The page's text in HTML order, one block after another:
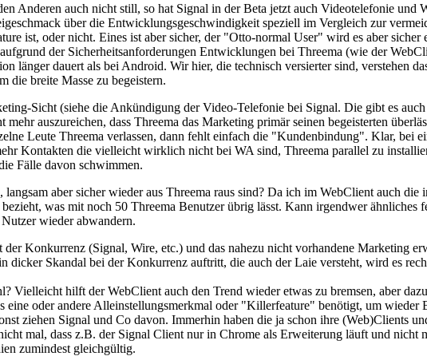
Anderen auch nicht still, so hat Signal in der Beta jetzt auch Videotelefonie und
über die Entwicklungsgeschwindigkeit speziell im Vergleich zur
ist, oder nicht. Eines ist aber sicher, der "Otto-normal User" wird es aber sicher
der Sicherheitsanforderungen Entwicklungen bei Threema (wie der
länger dauert als bei Android. Wir hier, die technisch versierter sind, verstehen
die breite Masse zu begeistern.
Sicht (siehe die Ankündigung der Video-Telefonie bei Signal. Die gibt es
auszureichen, dass Threema das Marketing primär seinen begeisterten
Leute Threema verlassen, dann fehlt einfach die "Kundenbindung". Klar, bei
Kontakten die vielleicht wirklich nicht bei WA sind, Threema parallel zu
Fälle davon schwimmen.
aber sicher wieder aus Threema raus sind? Da ich im WebClient auch die
was mit noch 50 Threema Benutzer übrig lässt. Kann irgendwer ähnliches
wieder abwandern.
Konkurrenz (Signal, Wire, etc.) und das nahezu nicht vorhandene Marketing
dicker Skandal bei der Konkurrenz auftritt, die auch der Laie versteht, wird es
Vielleicht hilft der WebClient auch den Trend wieder etwas zu bremsen, aber
oder andere Alleinstellungsmerkmal oder "Killerfeature" benötigt, um wieder
ziehen Signal und Co davon. Immerhin haben die ja schon ihre (Web)Clients
mal, dass z.B. der Signal Client nur in Chrome als Erweiterung läuft und nicht
zumindest gleichgültig.